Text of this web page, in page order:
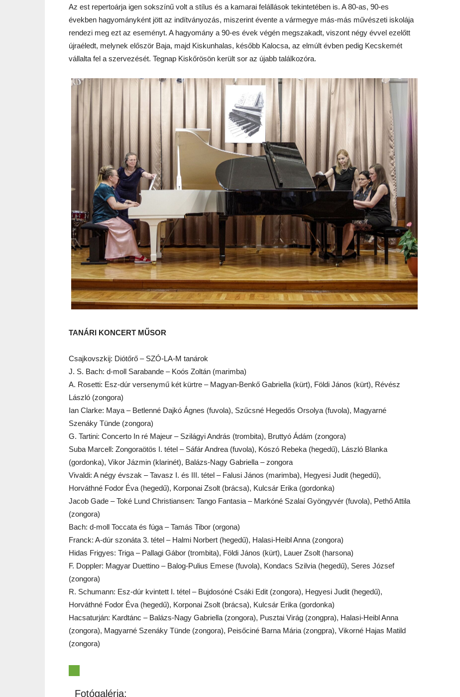
Az est repertoárja igen sokszínű volt a stílus és a kamarai felállások tekintetében is. A 80-as, 90-es
években hagyományként jött az indítványozás, miszerint évente a vármegye más-más művészeti iskolája
rendezi meg ezt az eseményt. A hagyomány a 90-es évek végén megszakadt, viszont négy évvel ezelőtt
újraéledt, melynek először Baja, majd Kiskunhalas, később Kalocsa, az elmúlt évben pedig Kecskemét
vállalta fel a szervezését. Tegnap Kiskőrösön került sor az újabb találkozóra.
TANÁRI KONCERT MŰSOR
Csajkovszkij: Diótőrő – SZÓ-LA-M tanárok
J. S. Bach: d-moll Sarabande – Koós Zoltán (marimba)
A. Rosetti: Esz-dúr versenymű két kürtre – Magyan-Benkő Gabriella (kürt), Földi János (kürt), Révész
László (zongora)
Ian Clarke: Maya – Betlenné Dajkó Ágnes (fuvola), Szűcsné Hegedős Orsolya (fuvola), Magyarné
Szenáky Tünde (zongora)
G. Tartini: Concerto In ré Majeur – Szilágyi András (trombita), Bruttyó Ádám (zongora)
Suba Marcell: Zongoraötös I. tétel – Sáfár Andrea (fuvola), Kószó Rebeka (hegedű), László Blanka
(gordonka), Vikor Jázmin (klarinét), Balázs-Nagy Gabriella – zongora
Vivaldi: A négy évszak – Tavasz I. és III. tétel – Falusi János (marimba), Hegyesi Judit (hegedű),
Horváthné Fodor Éva (hegedű), Korponai Zsolt (brácsa), Kulcsár Erika (gordonka)
Jacob Gade – Toké Lund Christiansen: Tango Fantasia – Markóné Szalaí Gyöngyvér (fuvola), Pethő Attila
(zongora)
Bach: d-moll Toccata és fúga – Tamás Tibor (orgona)
Franck: A-dúr szonáta 3. tétel – Halmi Norbert (hegedű), Halasi-Heibl Anna (zongora)
Hidas Frigyes: Triga – Pallagi Gábor (trombita), Földi János (kürt), Lauer Zsolt (harsona)
F. Doppler: Magyar Duettino – Balog-Pulius Emese (fuvola), Kondacs Szilvia (hegedű), Seres József
(zongora)
R. Schumann: Esz-dúr kvintett I. tétel – Bujdosóné Csáki Edit (zongora), Hegyesi Judit (hegedű),
Horváthné Fodor Éva (hegedű), Korponai Zsolt (brácsa), Kulcsár Erika (gordonka)
Hacsaturján: Kardtánc – Balázs-Nagy Gabriella (zongora), Pusztai Virág (zongpra), Halasi-Heibl Anna
(zongora), Magyarné Szenáky Tünde (zongora), Peisőciné Barna Mária (zongpra), Vikorné Hajas Matild
(zongora)
Fotógaléria: